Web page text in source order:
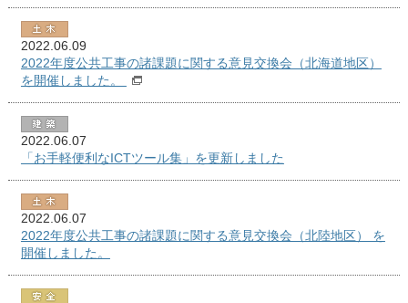
2022.06.09
2022年度公共工事の諸課題に関する意見交換会（北海道地区）
を開催しました。
2022.06.07
「お手軽便利なICTツール集」を更新しました
2022.06.07
2022年度公共工事の諸課題に関する意見交換会（北陸地区） を
開催しました。